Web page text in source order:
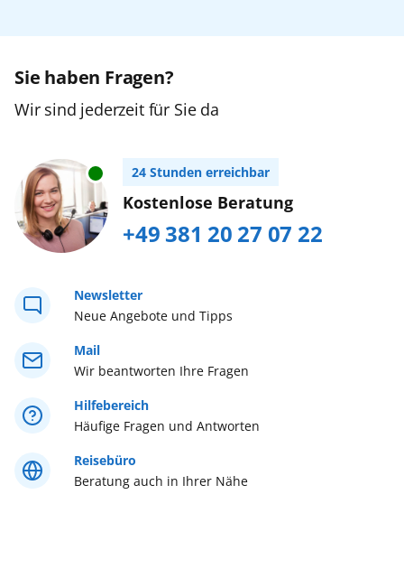
Orient
Südostasien
Weltreise
Östliches Mittelmeer
Kinder
2 bis 15 Jahre
Urlaub mit Baby
Buchen Sie bitte im AIDA Kundencenter,
Tel. +49 (0) 381/20 27 07 22...mehr erfahren
Sie haben Fragen?
Wir sind jederzeit für Sie da
24 Stunden erreichbar
Kostenlose Beratung
+49 381 20 27 07 22
Neue Angebote und Tipps
Newsletter
Häufige Fragen und Antworten
Hilfebereich
Wir beantworten Ihre Fragen
Mail
Beratung auch in Ihrer Nähe
Reisebüro